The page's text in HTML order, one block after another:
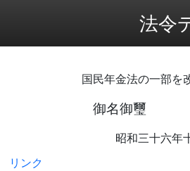
法令
リンク
国民年金法の一部を
御名御璽
昭和三十六年